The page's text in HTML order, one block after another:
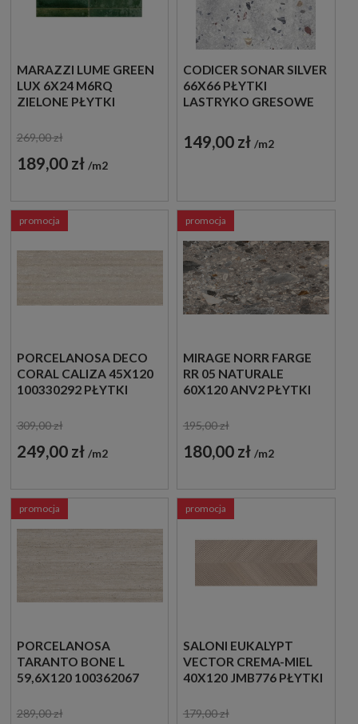
MARAZZI LUME GREEN
LUX 6X24 M6RQ
ZIELONE PŁYTKI
269,00 zł
189,00 zł m2
CODICER SONAR SILVER
66X66 PŁYTKI
LASTRYKO GRESOWE
149,00 zł m2
PORCELANOSA DECO
CORAL CALIZA 45X120
100330292 PŁYTKI
KAMIEŃ
309,00 zł
249,00 zł m2
promocja
MIRAGE NORR FARGE
RR 05 NATURALE
60X120 ANV2 PŁYTKI
195,00 zł
180,00 zł m2
promocja
PORCELANOSA
TARANTO BONE L
59,6X120 100362067
TRAWERTYNOWE
289,00 zł
promocja
SALONI EUKALYPT
VECTOR CREMA-MIEL
40X120 JMB776 PŁYTKI
ŚCIENNE
179,00 zł
promocja